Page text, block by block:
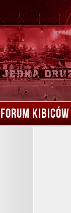
FORUM KIBICÓW